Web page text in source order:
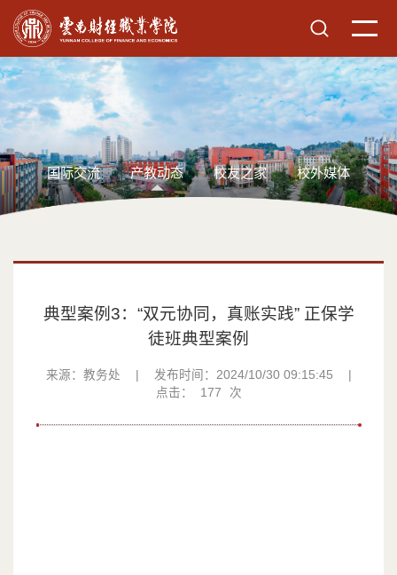
国际交流 产教动态 校友之家 校外媒体
典型案例3：“双元协同，真账实践” 正保学
徒班典型案例
来源：教务处 发布时间：2024/10/30 09:15:45
点击：
177 次